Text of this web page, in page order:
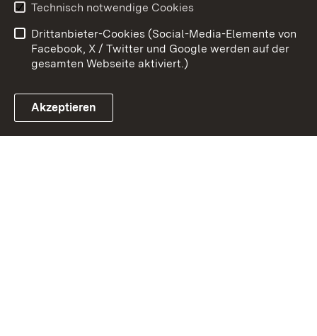
Link zum Landesportal
Barrierefreiheit
Impressum Cookies
Technisch notwendige Cookies
Drittanbieter-Cookies (Social-Media-Elemente von
Facebook, X / Twitter und Google werden auf der
gesamten Webseite aktiviert.)
Akzeptieren